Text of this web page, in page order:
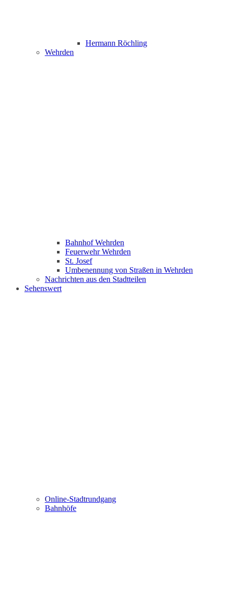
Hermann Röchling
Wehrden
Bahnhof Wehrden
Feuerwehr Wehrden
St. Josef
Umbenennung von Straßen in Wehrden
Nachrichten aus den Stadtteilen
Sehenswert
Online-Stadtrundgang
Bahnhöfe